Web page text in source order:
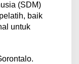
(SDM)
baik
untuk